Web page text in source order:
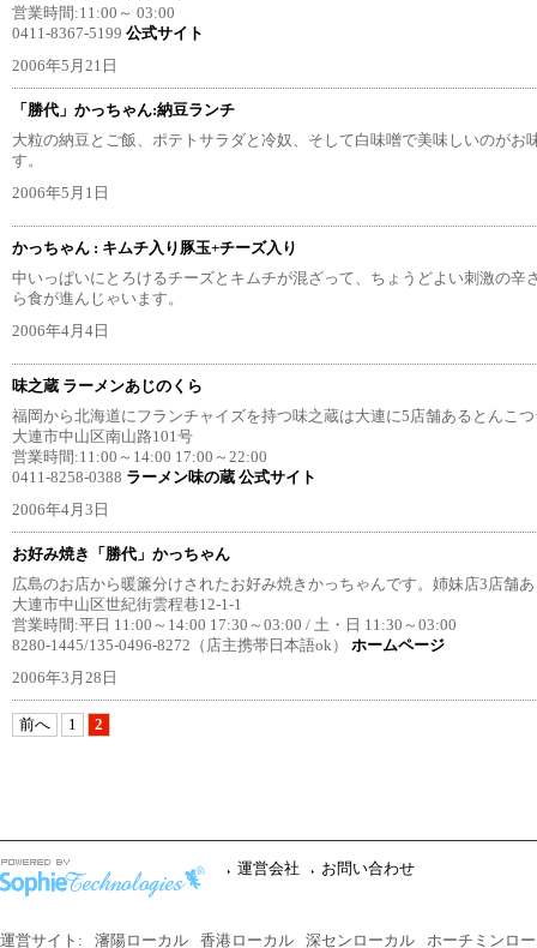
営業時間:11:00～ 03:00
0411-8367-5199 公式サイト
2006年5月21日
「勝代」かっちゃん:納豆ランチ
大粒の納豆とご飯、ポテトサラダと冷奴、そして白味噌で美味しいのがお
す。
2006年5月1日
かっちゃん : キムチ入り豚玉+チーズ入り
中いっぱいにとろけるチーズとキムチが混ざって、ちょうどよい刺激の辛
ら食が進んじゃいます。
2006年4月4日
味之蔵 ラーメンあじのくら
福岡から北海道にフランチャイズを持つ味之蔵は大連に5店舗あるとんこ
大連市中山区南山路101号
営業時間:11:00～14:00 17:00～22:00
0411-8258-0388 ラーメン味の蔵 公式サイト
2006年4月3日
お好み焼き「勝代」かっちゃん
広島のお店から暖簾分けされたお好み焼きかっちゃんです。姉妹店3店舗
大連市中山区世紀街雲程巷12-1-1
営業時間:平日 11:00～14:00 17:30～03:00 / 土・日 11:30～03:00
8280-1445/135-0496-8272（店主携帯日本語ok） ホームページ
2006年3月28日
前へ 1 2
運営会社 お問い合わせ
運営サイト: 瀋陽ローカル 香港ローカル 深センローカル ホーチミンロ